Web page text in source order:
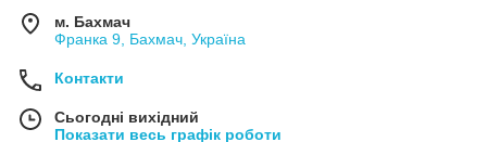
м. Бахмач
Франка 9, Бахмач, Україна
Контакти
Сьогодні вихідний
Показати весь графік роботи